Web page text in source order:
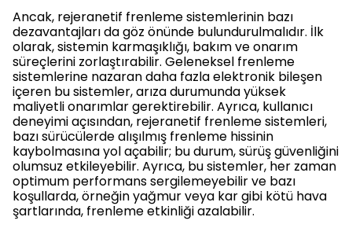
Ancak, rejeranetif frenleme sistemlerinin bazı
dezavantajları da göz önünde bulundurulmalıdır. İlk
olarak, sistemin karmaşıklığı, bakım ve onarım
süreçlerini zorlaştırabilir. Geleneksel frenleme
sistemlerine nazaran daha fazla elektronik bileşen
içeren bu sistemler, arıza durumunda yüksek
maliyetli onarımlar gerektirebilir. Ayrıca, kullanıcı
deneyimi açısından, rejeranetif frenleme sistemleri,
bazı sürücülerde alışılmış frenleme hissinin
kaybolmasına yol açabilir; bu durum, sürüş güvenliğini
olumsuz etkileyebilir. Ayrıca, bu sistemler, her zaman
optimum performans sergilemeyebilir ve bazı
koşullarda, örneğin yağmur veya kar gibi kötü hava
şartlarında, frenleme etkinliği azalabilir.